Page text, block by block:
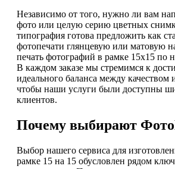
Независимо от того, нужно ли вам
фото или целую серию цветных
типография готова предложить как
фотопечати глянцевую или матовую
печать фотографий в рамке 15х15 по
В каждом заказе мы стремимся к
идеального баланса между качеством
чтобы наши услуги были доступны
клиентов.
Почему выбирают
Выбор нашего сервиса для
рамке 15 на 15 обусловлен рядом